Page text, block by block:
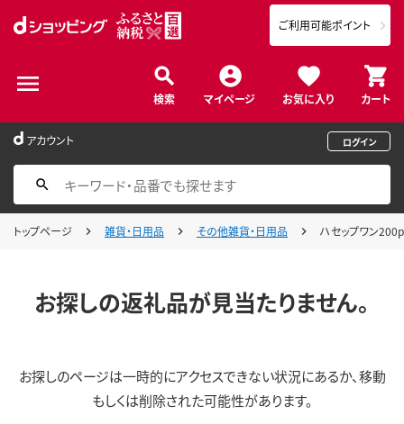
検索 マイページ お気に入り カート
ご利用可能ポイント
アカウント ログイン
トップページ 雑貨・日用品 その他雑貨・日用品 ハセップワン
お探しの返礼品が見当たりません。
お探しのページは一時的にアクセスできない状況にあるか、移動
もしくは削除された可能性があります。